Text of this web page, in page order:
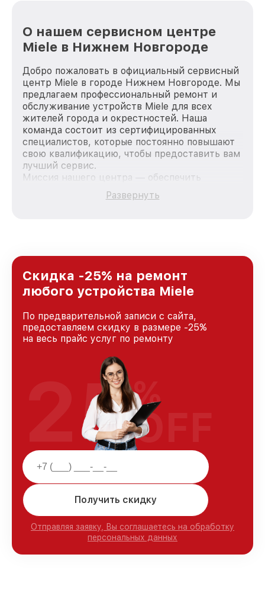
О нашем сервисном центре
Miele в Нижнем Новгороде
Добро пожаловать в официальный сервисный
центр Miele в городе Нижнем Новгороде. Мы
предлагаем профессиональный ремонт и
обслуживание устройств Miele для всех
жителей города и окрестностей. Наша
команда состоит из сертифицированных
специалистов, которые постоянно повышают
свою квалификацию, чтобы предоставить вам
лучший сервис.
Миссия нашего центра — обеспечить
качественный и доступный ремонт для
каждого пользователя продукции Miele, вне
Нижнем Новгороде, постоянно повышая
уровень доверия и лояльности наших
клиентов.
Развернуть
Скидка -25% на ремонт
любого устройства Miele
По предварительной записи с сайта,
предоставляем скидку в размере -25%
на весь прайс услуг по ремонту
Получить скидку
Отправляя заявку, Вы соглашаетесь на обработку
персональных данных
25%
OFF